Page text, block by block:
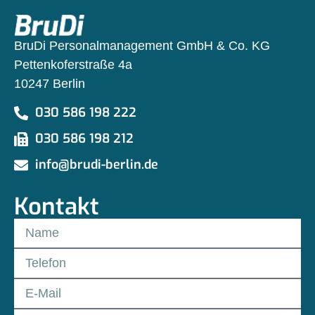
BruDi Personalmanagement GmbH & Co. KG
Pettenkoferstraße 4a
10247 Berlin
030 586 198 222
030 586 198 212
info@brudi-berlin.de
Kontakt